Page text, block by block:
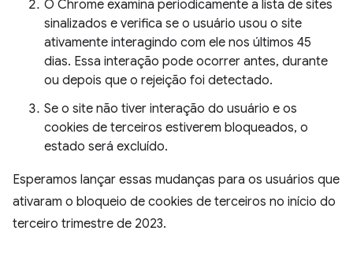
O Chrome examina periodicamente a lista de sites
sinalizados e verifica se o usuário usou o site
ativamente interagindo com ele nos últimos 45
dias. Essa interação pode ocorrer antes, durante
ou depois que o rejeição foi detectado.
Se o site não tiver interação do usuário e os
cookies de terceiros estiverem bloqueados, o
estado será excluído.
Esperamos lançar essas mudanças para os usuários que
ativaram o bloqueio de cookies de terceiros no início do
terceiro trimestre de 2023.